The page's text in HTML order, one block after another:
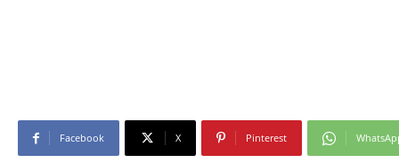
Facebook X Pinterest